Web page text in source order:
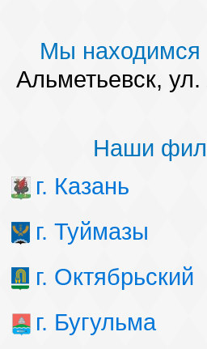
Мы находимся
Альметьевск,
Наши
г. Казань
г. Туймазы
г. Октябрьский
г. Бугульма